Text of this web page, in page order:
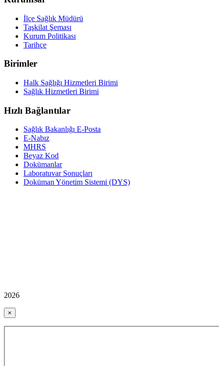
İlçe Sağlık Müdürü
Taşkilat Şeması
Kurum Politikası
Tarihçe
Birimler
Halk Sağlığı Hizmetleri Birimi
Sağlık Hizmetleri Birimi
Hızlı Bağlantılar
Sağlık Bakanlığı E-Posta
E-Nabız
MHRS
Beyaz Kod
Dokümanlar
Laboratuvar Sonuçları
Doküman Yönetim Sistemi (DYS)
2026
×